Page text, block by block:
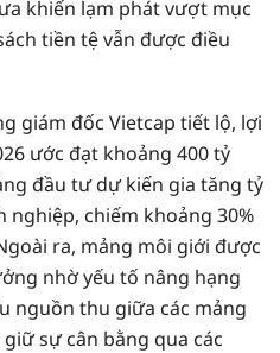
khiến lạm phát vượt mục
tiền tệ vẫn được điều
giám đốc Vietcap tiết lộ, lợi
ước đạt khoảng 400 tỷ
đầu tư dự kiến gia tăng tỷ
chiếm khoảng 30%
ra, mảng môi giới được
nhờ yếu tố nâng hạng
nguồn thu giữa các mảng
sự cân bằng qua các